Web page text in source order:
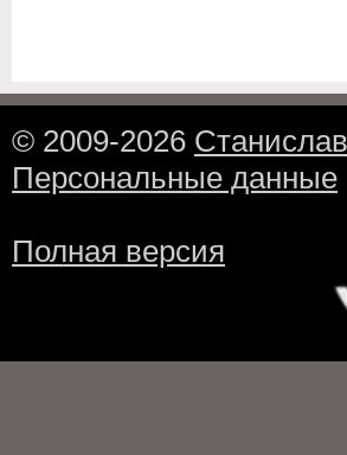
© 2009-2026
Персональные данные
Полная версия